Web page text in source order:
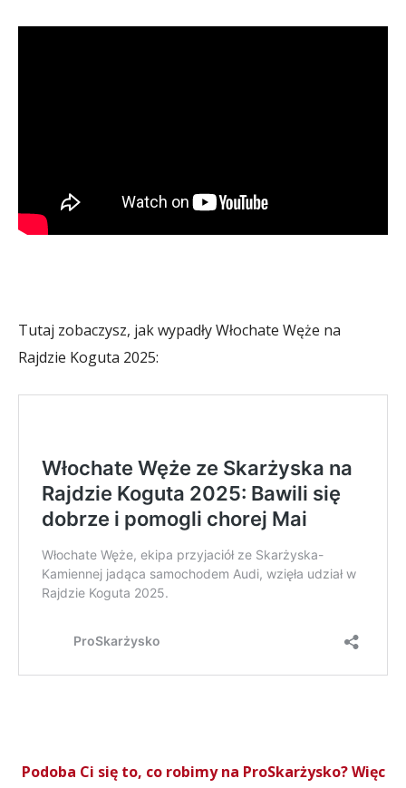
Tutaj zobaczysz, jak wypadły Włochate Węże na
Rajdzie Koguta 2025:
Podoba Ci się to, co robimy na ProSkarżysko? Więc